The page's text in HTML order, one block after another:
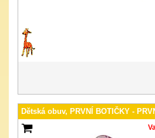
Dětská obuv, PRVNÍ BOTIČKY -